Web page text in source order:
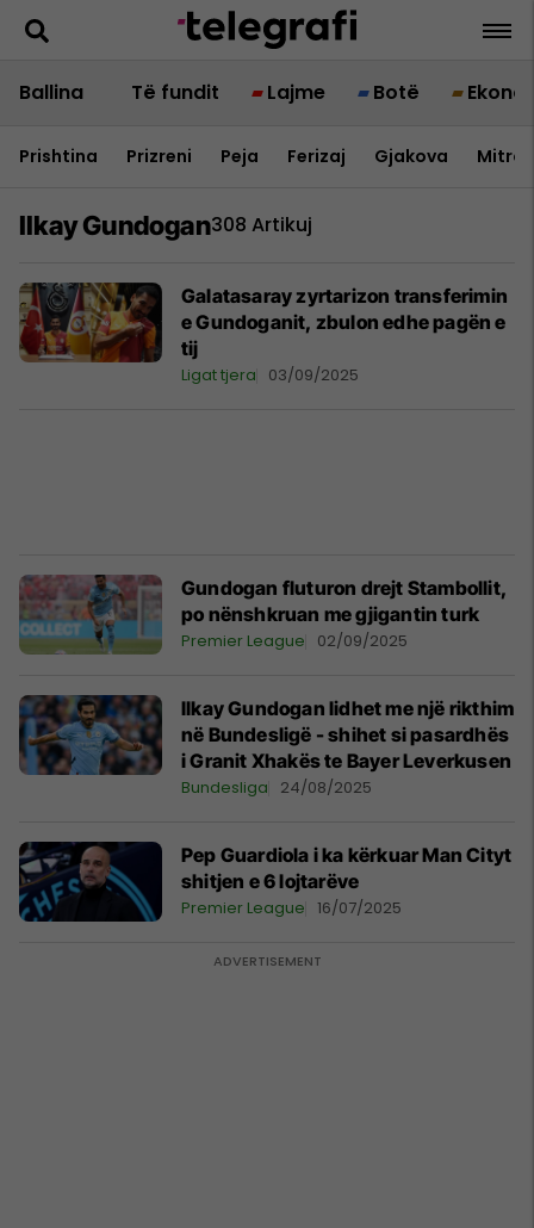
Ballina Të fundit Lajme Botë
Prishtina Prizreni Peja Ferizaj Gjakova
Ilkay Gundogan308 Artikuj
Galatasaray zyrtarizon transferimin
e Gundoganit, zbulon edhe pagën e
tij
Ligat tjera 03/09/2025
Gundogan fluturon drejt Stambollit,
po nënshkruan me gjigantin turk
Premier League 02/09/2025
Ilkay Gundogan lidhet me një rikthim
në Bundesligë - shihet si pasardhës
i Granit Xhakës te Bayer Leverkusen
Bundesliga 24/08/2025
Pep Guardiola i ka kërkuar Man Cityt
shitjen e 6 lojtarëve
Premier League 16/07/2025